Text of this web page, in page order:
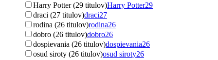
Harry Potter (29 titulov)Harry Potter29
draci (27 titulov)draci27
rodina (26 titulov)rodina26
dobro (26 titulov)dobro26
dospievania (26 titulov)dospievania26
osud siroty (26 titulov)osud siroty26